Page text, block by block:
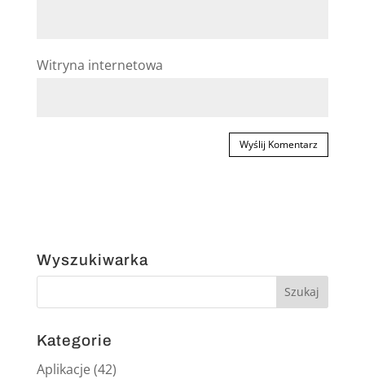
Witryna internetowa
Wyszukiwarka
Kategorie
Aplikacje(42)